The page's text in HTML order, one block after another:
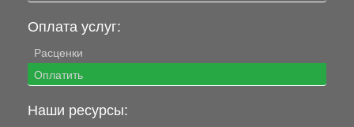
Оплата услуг:
Расценки
Оплатить
Наши ресурсы: